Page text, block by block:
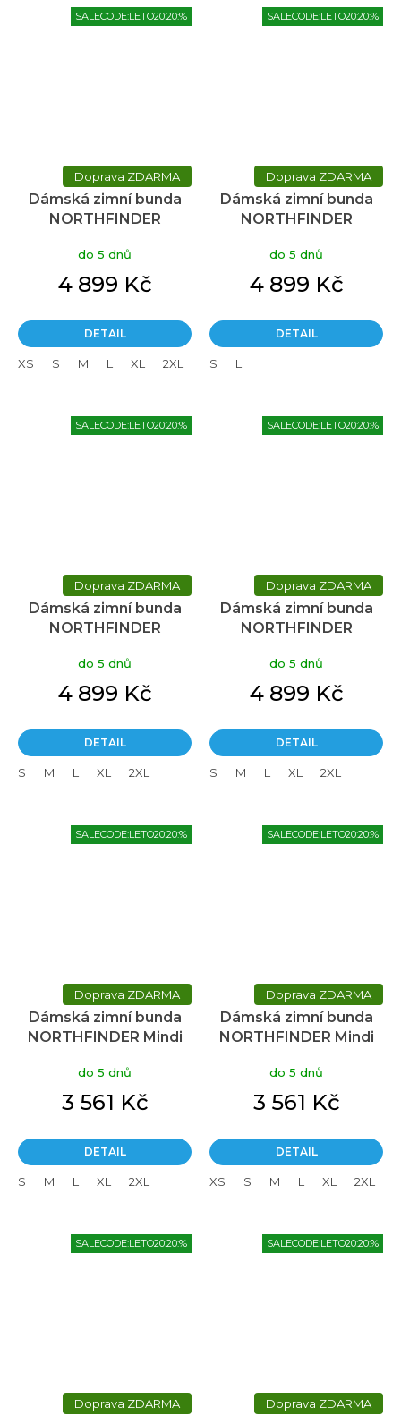
SALECODE:LETO20:20:%
ZDARMA
Dámská zimní bunda
NORTHFINDER
do 5 dnů
4 899 Kč
DETAIL
XS S M L XL 2XL
SALECODE:LETO20:20:%
ZDARMA
Dámská zimní bunda
NORTHFINDER
do 5 dnů
4 899 Kč
DETAIL
S L
SALECODE:LETO20:20:%
ZDARMA
Dámská zimní bunda
NORTHFINDER
do 5 dnů
4 899 Kč
DETAIL
S M L XL 2XL
SALECODE:LETO20:20:%
ZDARMA
Dámská zimní bunda
NORTHFINDER
do 5 dnů
4 899 Kč
DETAIL
S M L XL 2XL
SALECODE:LETO20:20:%
ZDARMA
Dámská zimní bunda
NORTHFINDER Mindi
do 5 dnů
3 561 Kč
DETAIL
S M L XL 2XL
SALECODE:LETO20:20:%
ZDARMA
Dámská zimní bunda
NORTHFINDER Mindi
do 5 dnů
3 561 Kč
DETAIL
XS S M L XL 2XL
SALECODE:LETO20:20:%
ZDARMA
SALECODE:LETO20:20:%
ZDARMA